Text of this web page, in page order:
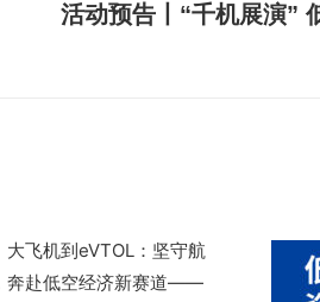
活动预告丨“千机展演”
大飞机到eVTOL：坚守航
奔赴低空经济新赛道——